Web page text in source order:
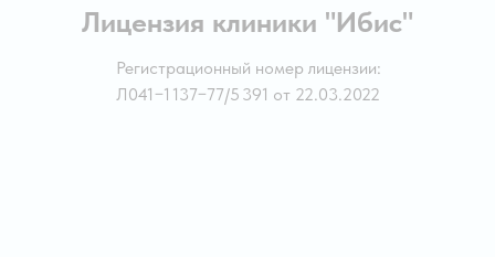
Регистрационный номер лицензии:
Л041−1 137−77/5 391 от 22.03.2022
Лицензия клиники "Ибис"